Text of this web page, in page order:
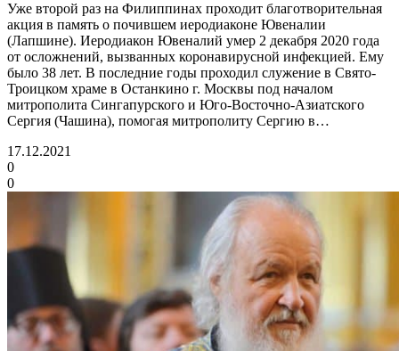
Уже второй раз на Филиппинах проходит благотворительная
акция в память о почившем иеродиаконе Ювеналии
(Лапшине). Иеродиакон Ювеналий умер 2 декабря 2020 года
от осложнений, вызванных коронавирусной инфекцией. Ему
было 38 лет. В последние годы проходил служение в Свято-
Троицком храме в Останкино г. Москвы под началом
митрополита Сингапурского и Юго-Восточно-Азиатского
Сергия (Чашина), помогая митрополиту Сергию в…
17.12.2021
0
0